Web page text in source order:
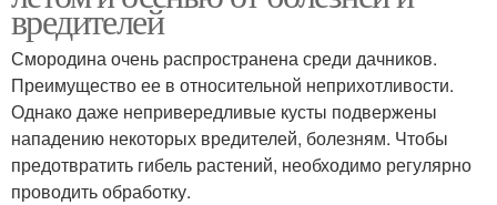
вредителей
Смородина очень распространена среди дачников.
Преимущество ее в относительной неприхотливости.
Однако даже непривередливые кусты подвержены
нападению некоторых вредителей, болезням. Чтобы
предотвратить гибель растений, необходимо регулярно
проводить обработку.